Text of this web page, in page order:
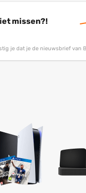
missen?!
je dat je de nieuwsbrief van